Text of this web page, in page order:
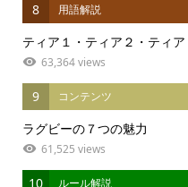
8 用語解説
ティア１・ティア２・ティア
63,364 views
9 コンテンツ
ラグビーの７つの魅力
61,525 views
10 ルール解説